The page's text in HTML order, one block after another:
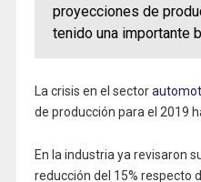
proyecciones de
tenido una importante
La crisis en el sector
de producción para el 2019
En la industria ya revisaron
reducción del 15% respecto